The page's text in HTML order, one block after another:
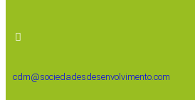
cdm@sociedadesdesenvolvimento.com